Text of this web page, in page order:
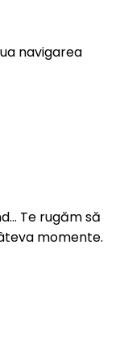
navigarea
Te rugăm să
momente.